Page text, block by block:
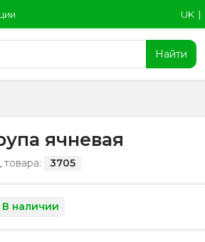
UK ∣
Найти
ячневая
товара: 3705
В наличии